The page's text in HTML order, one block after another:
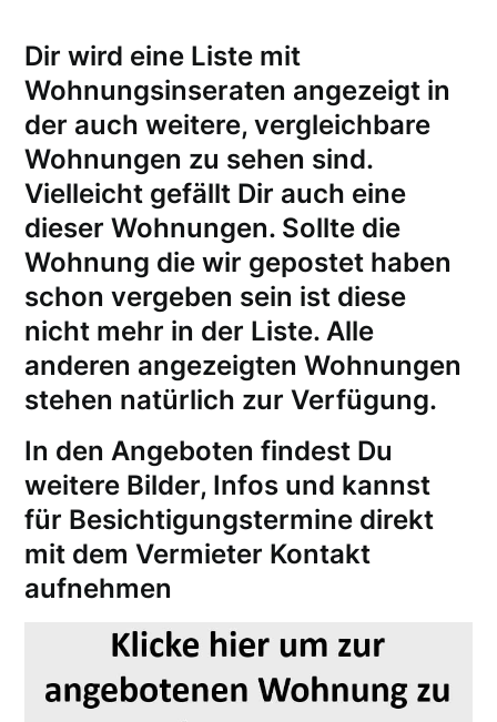
Dir wird eine Liste mit
Wohnungsinseraten angezeigt in
der auch weitere, vergleichbare
Wohnungen zu sehen sind.
Vielleicht gefällt Dir auch eine
dieser Wohnungen. Sollte die
Wohnung die wir gepostet haben
schon vergeben sein ist diese
nicht mehr in der Liste. Alle
anderen angezeigten Wohnungen
stehen natürlich zur Verfügung.
In den Angeboten findest Du
weitere Bilder, Infos und kannst
für Besichtigungstermine direkt
mit dem Vermieter Kontakt
aufnehmen